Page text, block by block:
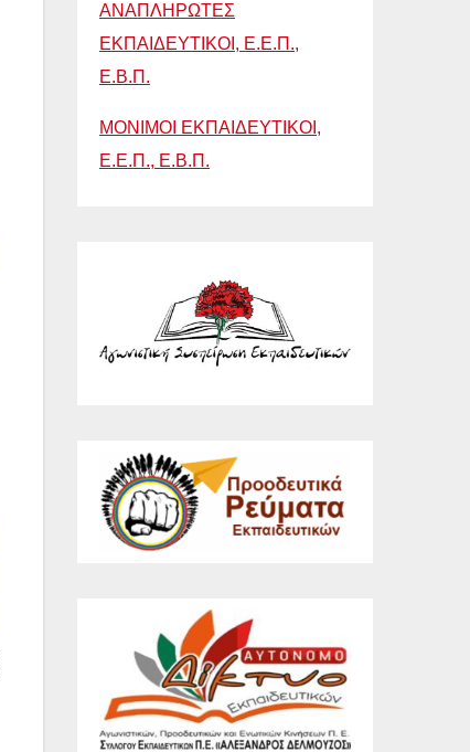
ΑΝΑΠΛΗΡΩΤΕΣ
ΕΚΠΑΙΔΕΥΤΙΚΟΙ, Ε.Ε.Π.,
Ε.Β.Π.
ΜΟΝΙΜΟΙ ΕΚΠΑΙΔΕΥΤΙΚΟΙ,
Ε.Ε.Π., Ε.Β.Π.